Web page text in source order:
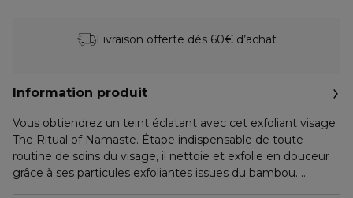
Livraison offerte dès 60€ d’achat
Information produit
Vous obtiendrez un teint éclatant avec cet exfoliant visage
The Ritual of Namaste. Étape indispensable de toute
routine de soins du visage, il nettoie et exfolie en douceur
grâce à ses particules exfoliantes issues du bambou.